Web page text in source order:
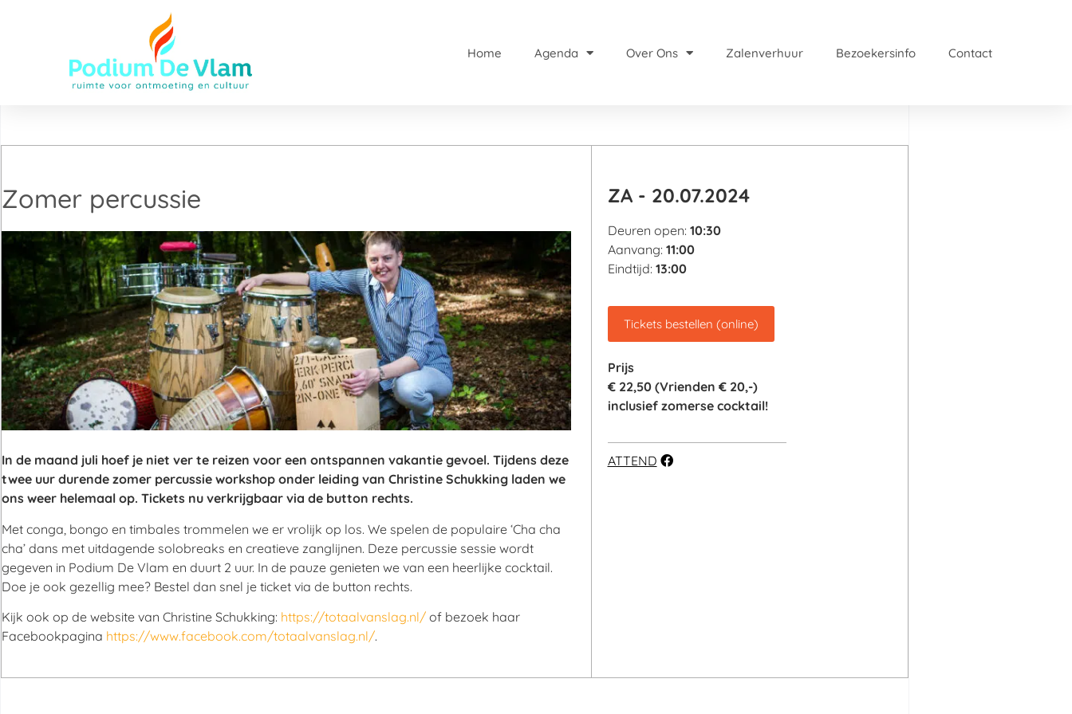
Home Agenda Over Ons Zalenverhuur Bezoekersinfo Contact
Zomer percussie
In de maand juli hoef je niet ver te reizen voor een ontspannen vakantie gevoel. Tijdens deze
twee uur durende zomer percussie workshop onder leiding van Christine Schukking laden we
ons weer helemaal op. Tickets nu verkrijgbaar via de button rechts.
Met conga, bongo en timbales trommelen we er vrolijk op los. We spelen de populaire ‘Cha cha
cha’ dans met uitdagende solobreaks en creatieve zanglijnen. Deze percussie sessie wordt
gegeven in Podium De Vlam en duurt 2 uur. In de pauze genieten we van een heerlijke cocktail.
Doe je ook gezellig mee? Bestel dan snel je ticket via de button rechts.
Kijk ook op de website van Christine Schukking: https://totaalvanslag.nl/ of bezoek haar
Facebookpagina https://www.facebook.com/totaalvanslag.nl/.
ZA - 20.07.2024
Deuren open: 10:30
Aanvang: 11:00
Eindtijd: 13:00
Tickets bestellen (online)
Prijs
€ 22,50 (Vrienden € 20,-)
inclusief zomerse cocktail!
ATTEND